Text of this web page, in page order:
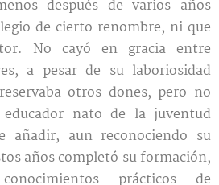
después de varios años
de cierto renombre, ni que
No cayó en gracia entre
a pesar de su laboriosidad
otros dones, pero no
nato de la juventud
añadir, aun reconociendo su
años completó su formación,
prácticos de